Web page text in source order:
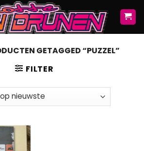
GETAGGED “PUZZEL”
FILTER